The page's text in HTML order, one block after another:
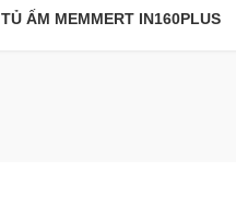
TỦ ẤM MEMMERT IN160PLUS